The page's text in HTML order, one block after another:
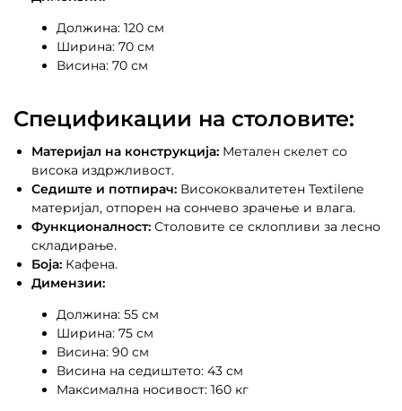
Должина: 120 см
Ширина: 70 см
Висина: 70 см
Спецификации на столовите:
Материјал на конструкција: Метален скелет со
висока издржливост.
Седиште и потпирач: Висококвалитетен Textilene
материјал, отпорен на сончево зрачење и влага.
Функционалност: Столовите се склопливи за лесно
складирање.
Боја: Кафена.
Димензии:
Должина: 55 см
Ширина: 75 см
Висина: 90 см
Висина на седиштето: 43 см
Максимална носивост: 160 кг